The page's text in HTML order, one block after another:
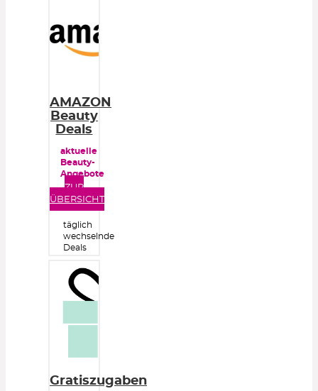
AMAZON
Beauty
Deals
aktuelle
Beauty-
Angebote
ZUR
ÜBERSICHT
täglich
wechselnde
Deals
Gratiszugaben